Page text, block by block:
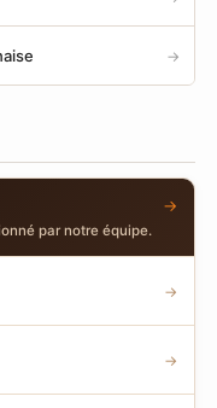
→
par notre équipe.
→
→
→